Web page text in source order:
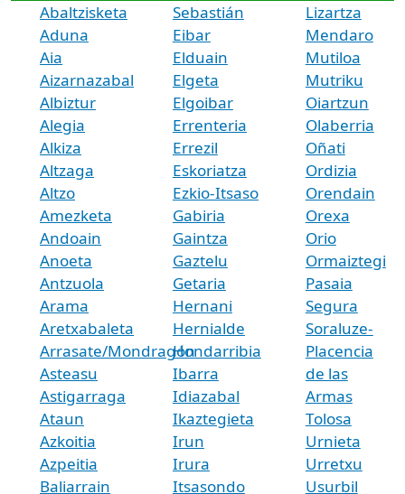
Abaltzisketa
Aduna
Aia
Aizarnazabal
Albiztur
Alegia
Alkiza
Altzaga
Altzo
Amezketa
Andoain
Anoeta
Antzuola
Arama
Aretxabaleta
Arrasate/Mondragón
Asteasu
Astigarraga
Ataun
Azkoitia
Azpeitia
Baliarrain
Sebastián
Eibar
Elduain
Elgeta
Elgoibar
Errenteria
Errezil
Eskoriatza
Ezkio-Itsaso
Gabiria
Gaintza
Gaztelu
Getaria
Hernani
Hernialde
Hondarribia
Ibarra
Idiazabal
Ikaztegieta
Irun
Irura
Itsasondo
Lizartza
Mendaro
Mutiloa
Mutriku
Oiartzun
Olaberria
Oñati
Ordizia
Orendain
Orexa
Orio
Ormaiztegi
Pasaia
Segura
Soraluze-
Placencia
de las
Armas
Tolosa
Urnieta
Urretxu
Usurbil